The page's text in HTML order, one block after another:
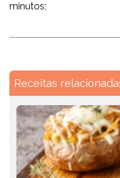
minutos;
Receitas